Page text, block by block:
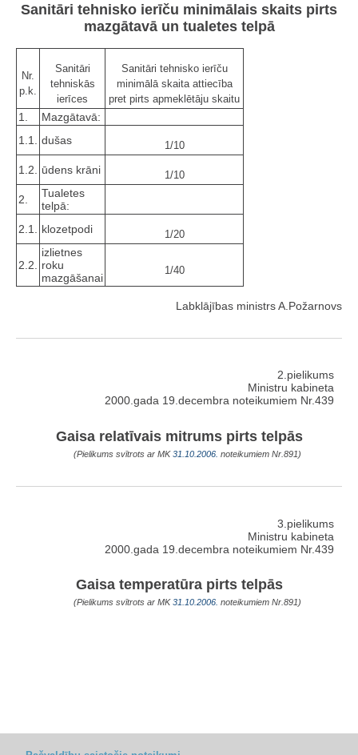
Sanitāri tehnisko ierīču minimālais skaits pirts
mazgātavā un tualetes telpā
Nr.
p.k.
Sanitāri
tehniskās
ierīces
Sanitāri tehnisko ierīču
minimālā skaita attiecība
pret pirts apmeklētāju skaitu
1.
Mazgātavā:
1.1.
dušas 1/10
1.2. ūdens krāni 1/10
2.
Tualetes
telpā:
2.1.
klozetpodi 1/20
2.2.
izlietnes
roku
mazgāšanai
1/40
Labklājības ministrs A.Požarnovs
2.pielikums
Ministru kabineta
2000.gada 19.decembra noteikumiem Nr.439
Gaisa relatīvais mitrums pirts telpās
(Pielikums svītrots ar MK31.10.2006. noteikumiem Nr.891)
3.pielikums
Ministru kabineta
2000.gada 19.decembra noteikumiem Nr.439
Gaisa temperatūra pirts telpās
(Pielikums svītrots ar MK31.10.2006. noteikumiem Nr.891)